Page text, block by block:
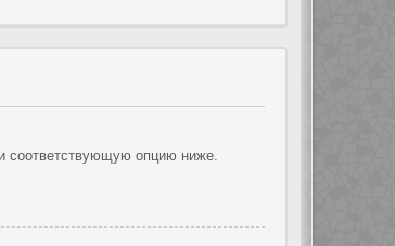
соответствующую опцию ниже.